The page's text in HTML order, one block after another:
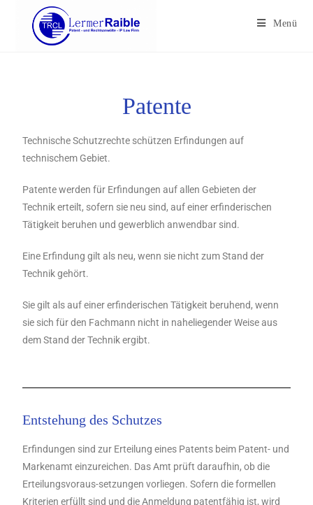
Menü
Patente
Technische Schutzrechte schützen Erfindungen auf
technischem Gebiet.
Patente werden für Erfindungen auf allen Gebieten der
Technik erteilt, sofern sie neu sind, auf einer erfinderischen
Tätigkeit beruhen und gewerblich anwendbar sind.
Eine Erfindung gilt als neu, wenn sie nicht zum Stand der
Technik gehört.
Sie gilt als auf einer erfinderischen Tätigkeit beruhend, wenn
sie sich für den Fachmann nicht in naheliegender Weise aus
dem Stand der Technik ergibt.
Entstehung des Schutzes
Erfindungen sind zur Erteilung eines Patents beim Patent- und
Markenamt einzureichen. Das Amt prüft daraufhin, ob die
Erteilungsvoraus-setzungen vorliegen. Sofern die formellen
Kriterien erfüllt sind und die Anmeldung patentfähig ist, wird